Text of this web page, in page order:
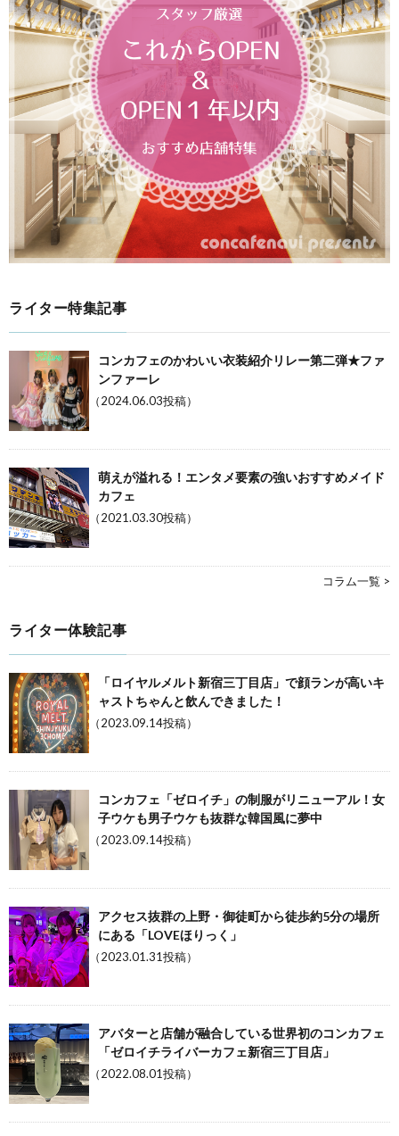
ライター特集記事
コンカフェのかわいい衣装紹介リレー第二弾★ファ
ンファーレ
（2024.06.03投稿）
萌えが溢れる！エンタメ要素の強いおすすめメイド
カフェ
（2021.03.30投稿）
コラム一覧 >
ライター体験記事
「ロイヤルメルト新宿三丁目店」で顔ランが高いキ
ャストちゃんと飲んできました！
（2023.09.14投稿）
コンカフェ「ゼロイチ」の制服がリニューアル！女
子ウケも男子ウケも抜群な韓国風に夢中
（2023.09.14投稿）
アクセス抜群の上野・御徒町から徒歩約5分の場所
にある「LOVEほりっく」
（2023.01.31投稿）
アバターと店舗が融合している世界初のコンカフェ
「ゼロイチライバーカフェ新宿三丁目店」
（2022.08.01投稿）